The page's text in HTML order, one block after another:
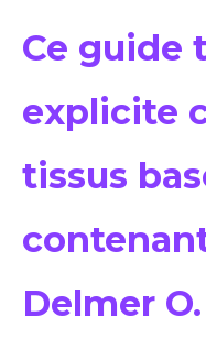
Ce guide
explicite
tissus
Delmer O.